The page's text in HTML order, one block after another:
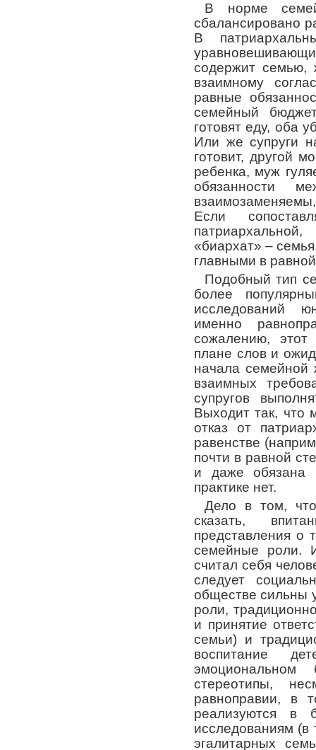
В норме
сбалансировано
В
содержит семью,
взаимному
равные
семейный
готовят еду, оба
Или же супруги
готовит, другой
ребенка, муж
обязанности
Если
«биархат» –
главными в
Подобный тип
более
исследований
именно
сожалению, этот
плане слов и
начала семейной
взаимных
супругов
Выходит так, что
отказ от
равенстве
почти в равной
и даже обязана
практике нет.
Дело в том,
сказать,
представления о
семейные роли.
считал себя
следует
обществе сильны
роли,
и принятие
семьи) и
воспитание
стереотипы,
равноправии, в
реализуются в
исследованиям
эгалитарных